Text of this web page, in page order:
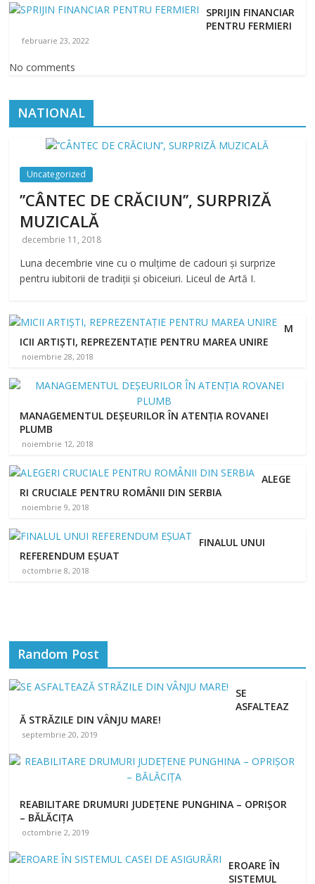
SPRIJIN FINANCIAR
PENTRU FERMIERI
februarie 23, 2022
No comments
NATIONAL
Uncategorized
’’CÂNTEC DE CRĂCIUN’’, SURPRIZĂ
MUZICALĂ
decembrie 11, 2018
Luna decembrie vine cu o mulțime de cadouri și surprize
pentru iubitorii de tradiții și obiceiuri. Liceul de Artă I.
M
ICII ARTIȘTI, REPREZENTAȚIE PENTRU MAREA UNIRE
noiembrie 28, 2018
MANAGEMENTUL DEȘEURILOR ÎN ATENȚIA ROVANEI
PLUMB
noiembrie 12, 2018
ALEGE
RI CRUCIALE PENTRU ROMÂNII DIN SERBIA
noiembrie 9, 2018
FINALUL UNUI
REFERENDUM EȘUAT
octombrie 8, 2018
Random Post
SE
ASFALTEAZ
Ă STRĂZILE DIN VÂNJU MARE!
septembrie 20, 2019
REABILITARE DRUMURI JUDEȚENE PUNGHINA – OPRIȘOR
– BĂLĂCIȚA
octombrie 2, 2019
EROARE ÎN
SISTEMUL